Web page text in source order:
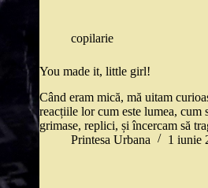
copilarie
You made it, little girl!
Când eram mică, mă uitam
reacțiile lor cum este lumea, cum
grimase, replici, și încercam să
Printesa Urbana
1 iunie